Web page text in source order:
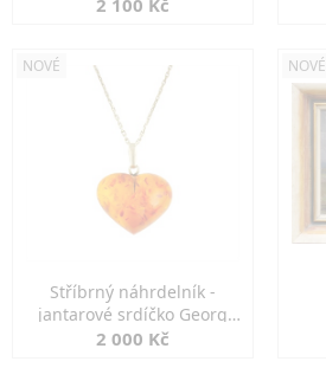
2 100 Kč
NOVÉ
Stříbrný náhrdelník -
jantarové srdíčko Georg
Kramer
2 000 Kč
NOVÉ